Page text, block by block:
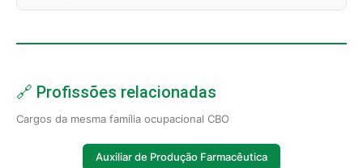
🔗 Profissões relacionadas
Cargos da mesma família ocupacional CBO
Auxiliar de Produção Farmacêutica